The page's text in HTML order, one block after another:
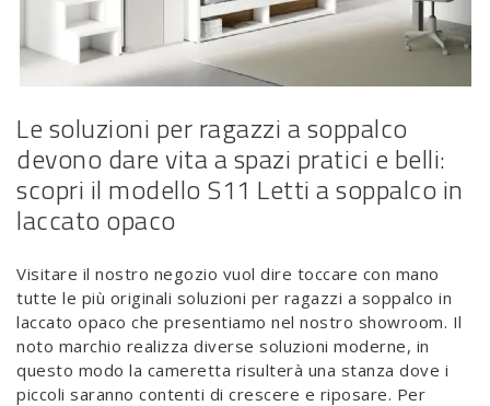
Le soluzioni per ragazzi a soppalco
devono dare vita a spazi pratici e belli:
scopri il modello S11 Letti a soppalco in
laccato opaco
Visitare il nostro negozio vuol dire toccare con mano
tutte le più originali soluzioni per ragazzi a soppalco in
laccato opaco che presentiamo nel nostro showroom. Il
noto marchio realizza diverse soluzioni moderne, in
questo modo la cameretta risulterà una stanza dove i
piccoli saranno contenti di crescere e riposare. Per